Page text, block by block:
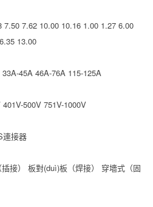
7.50 7.62 10.00 10.16 1.00 1.27 6.00
6.35 13.00
33A-45A 46A-76A 115-125A
401V-500V 751V-1000V
連接器
接） 板對(duì)板（焊接）
穿墻式（固